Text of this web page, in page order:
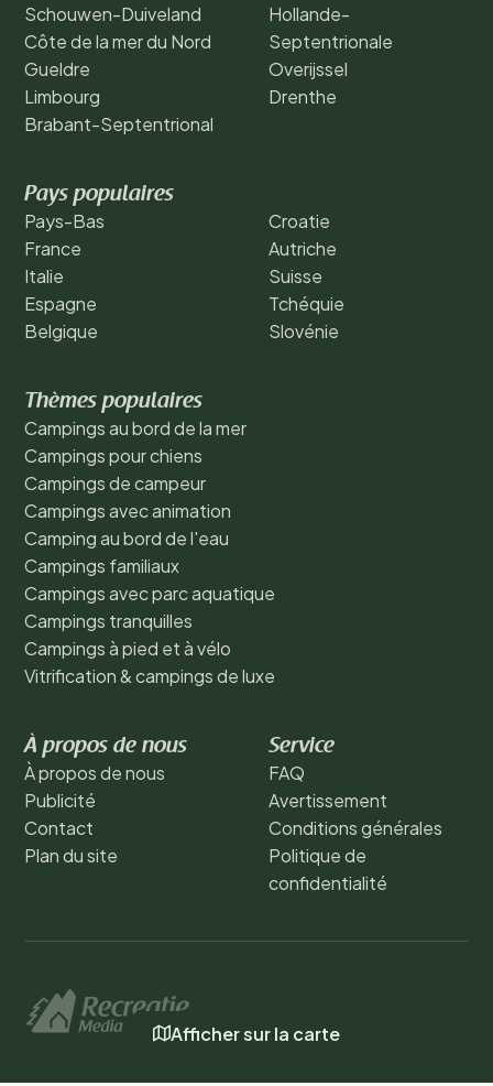
Afficher sur la carte
Schouwen-Duiveland
Côte de la mer du Nord
Gueldre
Limbourg
Brabant-Septentrional
Hollande-
Septentrionale
Overijssel
Drenthe
Pays populaires
Pays-Bas
France
Italie
Espagne
Belgique
Croatie
Autriche
Suisse
Tchéquie
Slovénie
Thèmes populaires
Campings au bord de la mer
Campings pour chiens
Campings de campeur
Campings avec animation
Camping au bord de l'eau
Campings familiaux
Campings avec parc aquatique
Campings tranquilles
Campings à pied et à vélo
Vitrification & campings de luxe
À propos de nous
À propos de nous
Publicité
Contact
Plan du site
Service
FAQ
Avertissement
Conditions générales
Politique de
confidentialité